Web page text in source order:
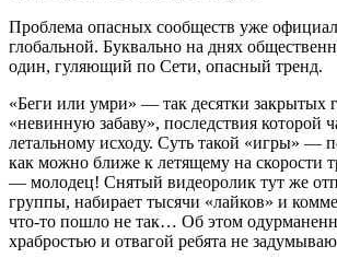
Проблема опасных сообществ уже
глобальной. Буквально на днях
один, гуляющий по Сети, опасный тренд.
«Беги или умри» — так десятки закрытых
«невинную забаву», последствия которой
летальному исходу. Суть такой «игры» —
как можно ближе к летящему на скорости
— молодец! Снятый видеоролик тут же
группы, набирает тысячи «лайков» и
что-то пошло не так… Об этом
храбростью и отвагой ребята не